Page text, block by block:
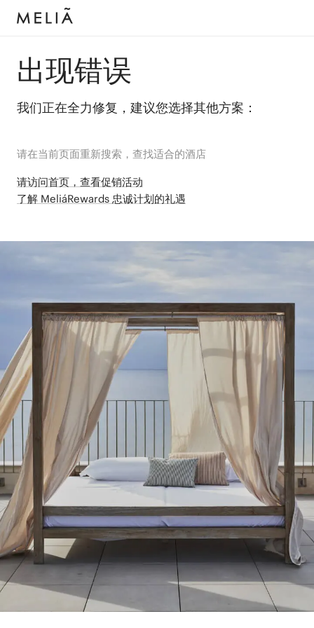
出现错误
我们正在全力修复，建议您选择其他方案：
请在当前页面重新搜索，查找适合的酒店
请访问首页，查看促销活动
了解 MeliáRewards 忠诚计划的礼遇